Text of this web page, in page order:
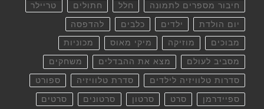
חיבור מספרים לתמונה חלל חתולים טריילר
יום הולדת ילדים כלבים להדפסה
מבוכים מוזיקה מיקי מאוס מכוניות
מסביב לעולם מצא את ההבדלים משחקים
סדרות טלוויזיה לילדים סדרת טלוויזיה ספורט
ספיידרמן סרט סרטון סרטונים סרטים